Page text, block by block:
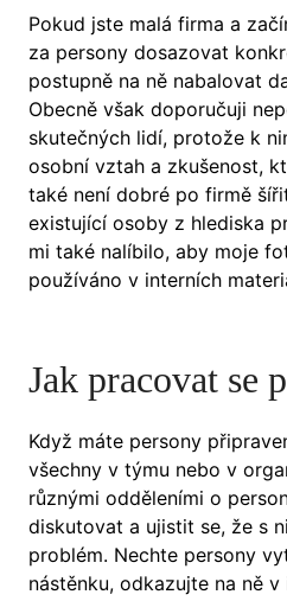
Pokud jste malá firma a
za persony dosazovat
postupně na ně nabalovat
Obecně však doporučuji
skutečných lidí, protože k
osobní vztah a zkušenost,
také není dobré po firmě
existující osoby z hlediska
mi také nalíbilo, aby moje
používáno v interních
Jak pracovat se
Když máte persony
všechny v týmu nebo v
různými odděleními o
diskutovat a ujistit se, že s
problém. Nechte persony
nástěnku, odkazujte na ně